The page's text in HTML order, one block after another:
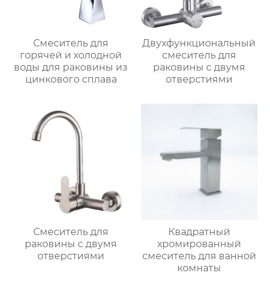
Смеситель для
горячей и холодной
воды для раковины из
цинкового сплава
Двухфункциональный
смеситель для
раковины с двумя
отверстиями
Смеситель для
раковины с двумя
отверстиями
Квадратный
хромированный
смеситель для ванной
комнаты